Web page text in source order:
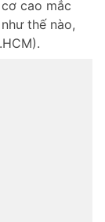
cao mắc
thế nào,